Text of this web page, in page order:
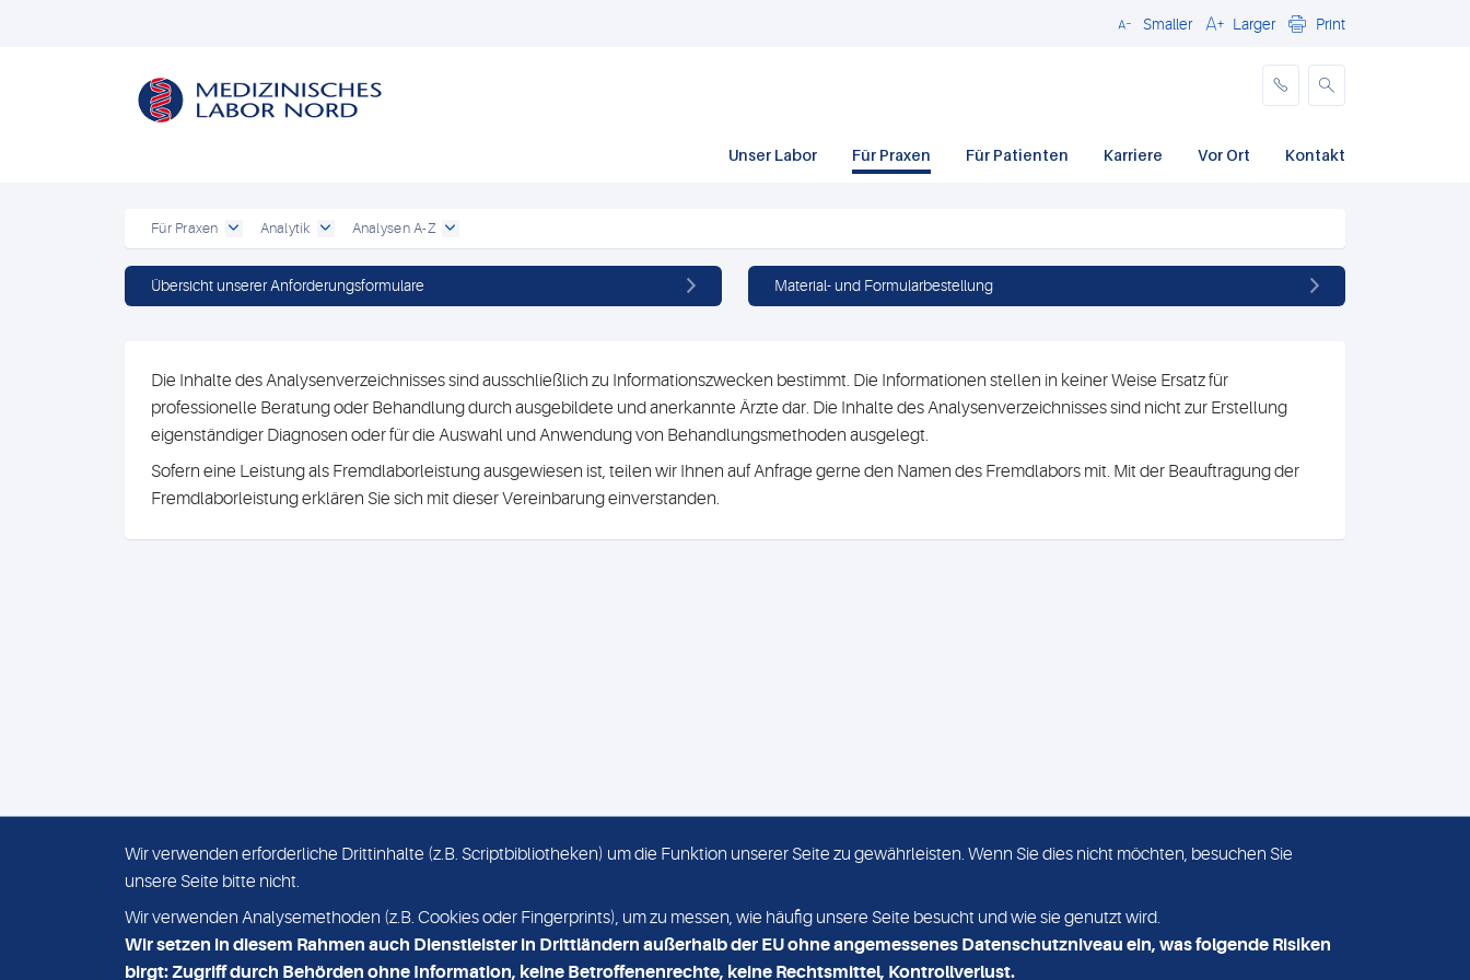
SchließenSmaller Larger Print
Unser Labor Für Praxen Für Patienten Karriere Vor Ort Kontakt
Für Praxen Analytik Analysen A-Z
Übersicht unserer Anforderungsformulare Material- und Formularbestellung
Die Inhalte des Analysenverzeichnisses sind ausschließlich zu Informationszwecken bestimmt. Die Informationen stellen in keiner Weise Ersatz für
professionelle Beratung oder Behandlung durch ausgebildete und anerkannte Ärzte dar. Die Inhalte des Analysenverzeichnisses sind nicht zur Erstellung
eigenständiger Diagnosen oder für die Auswahl und Anwendung von Behandlungsmethoden ausgelegt.
Sofern eine Leistung als Fremdlaborleistung ausgewiesen ist, teilen wir Ihnen auf Anfrage gerne den Namen des Fremdlabors mit. Mit der Beauftragung der
Fremdlaborleistung erklären Sie sich mit dieser Vereinbarung einverstanden.
IMPRESSUM
MVZ Medizinisches Labor
Nord MLN GmbH
Wir verwenden erforderliche Drittinhalte (z.B. Scriptbibliotheken) um die Funktion unserer Seite zu gewährleisten. Wenn Sie dies nicht möchten, besuchen Sie
unsere Seite bitte nicht.
Wir verwenden Analysemethoden (z.B. Cookies oder Fingerprints), um zu messen, wie häufig unsere Seite besucht und wie sie genutzt wird.
Wir setzen in diesem Rahmen auch Dienstleister in Drittländern außerhalb der EU ohne angemessenes Datenschutzniveau ein, was folgende Risiken
birgt: Zugriff durch Behörden ohne Information, keine Betroffenenrechte, keine Rechtsmittel, Kontrollverlust.